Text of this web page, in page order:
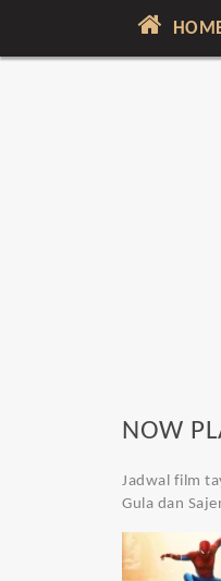
NOW
Jadwal film
Gula dan